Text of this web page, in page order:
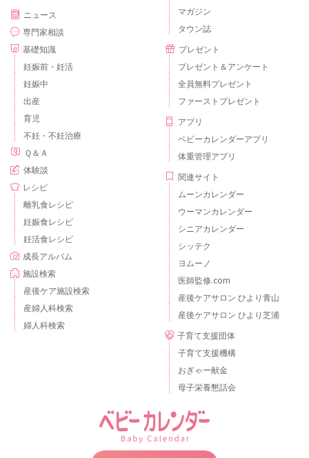
ニュース
専門家相談
基礎知識
妊娠前・妊活
妊娠中
出産
育児
不妊・不妊治療
Ｑ＆Ａ
体験談
レシピ
離乳食レシピ
妊娠食レシピ
妊活食レシピ
成長アルバム
施設検索
産後ケア施設検索
産婦人科検索
婦人科検索
マガジン
タウン誌
プレゼント
プレゼント＆アンケート
全員無料プレゼント
ファーストプレゼント
アプリ
ベビーカレンダーアプリ
体重管理アプリ
関連サイト
ムーンカレンダー
ウーマンカレンダー
シニアカレンダー
シッテク
ヨムーノ
医師監修.com
産後ケアサロン ひより青山
産後ケアサロン ひより芝浦
子育て支援団体
子育て支援機構
おぎゃー献金
母子栄養懇話会